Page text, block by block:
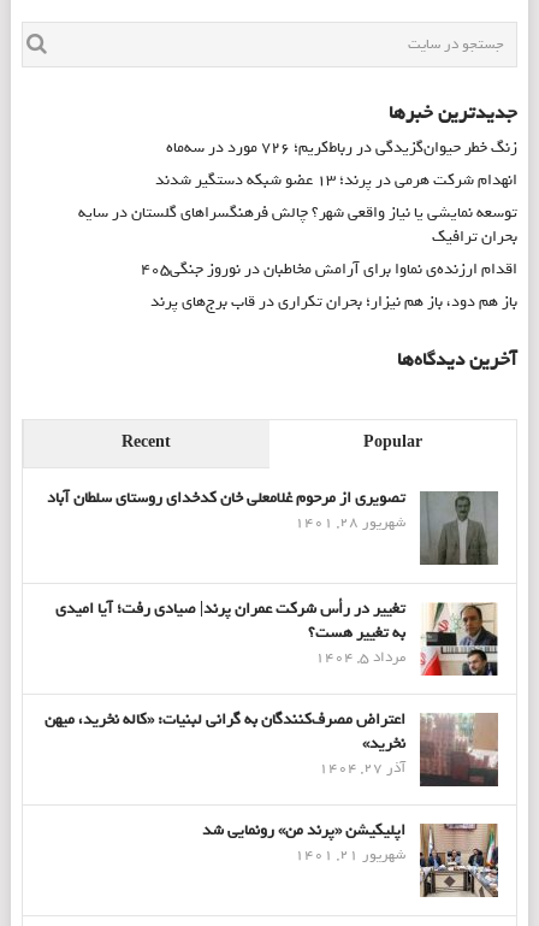
جدیدترین خبرها
زنگ خطر حیوان‌گزیدگی در رباط‌کریم؛ ۷۲۶ مورد در سه‌ماه
انهدام شرکت هرمی در پرند؛ ۱۳ عضو شبکه دستگیر شدند
توسعه نمایشی یا نیاز واقعی شهر؟ چالش فرهنگسراهای گلستان در سایه
بحران ترافیک
اقدام ارزنده‌ی نماوا برای آرامش مخاطبان در نوروز جنگی۴۰۵
باز هم دود، باز هم نیزار؛ بحران تکراری در قاب برج‌های پرند
آخرین دیدگاه‌ها
Popular
Recent
تصویری از مرحوم غلامعلی خان کدخدای روستای سلطان آباد
شهریور 28, 1401
تغییر در رأس شرکت عمران پرند| صیادی رفت؛ آیا امیدی
به تغییر هست؟
مرداد 5, 1404
اعتراض مصرف‌کنندگان به گرانی لبنیات: «کاله نخرید، میهن
نخرید»
آذر 27, 1404
اپلیکیشن «پرند من» رونمایی شد
شهریور 21, 1401